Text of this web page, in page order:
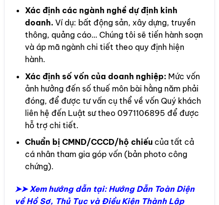
Xác định các ngành nghề dự định kinh
doanh. Ví dụ: bất động sản, xây dựng, truyền
thông, quảng cáo… Chúng tôi sẽ tiến hành soạn
và áp mã ngành chi tiết theo quy định hiện
hành.
Xác định số vốn của doanh nghiệp: Mức vốn
ảnh hưởng đến số thuế môn bài hằng năm phải
đóng, để được tư vấn cụ thể về vốn Quý khách
liên hệ đến Luật sư theo 0971106895 để được
hỗ trợ chi tiết.
Chuẩn bị CMND/CCCD/hộ chiếucủa tất cả
cá nhân tham gia góp vốn (bản photo công
chứng).
➤➤ Xem hướng dẫn tại: Hướng Dẫn Toàn Diện
về Hồ Sơ, Thủ Tục và Điều Kiện Thành Lập